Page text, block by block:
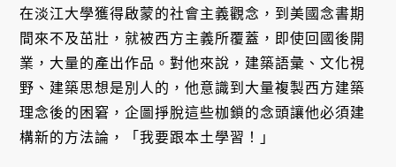
在淡江大學獲得啟蒙的社會主義觀念，到美國念書期
間來不及茁壯，就被西方主義所覆蓋，即使回國後開
業，大量的產出作品。對他來說，建築語彙、文化視
野、建築思想是別人的，他意識到大量複製西方建築
理念後的困窘，企圖掙脫這些枷鎖的念頭讓他必須建
構新的方法論，「我要跟本土學習！」